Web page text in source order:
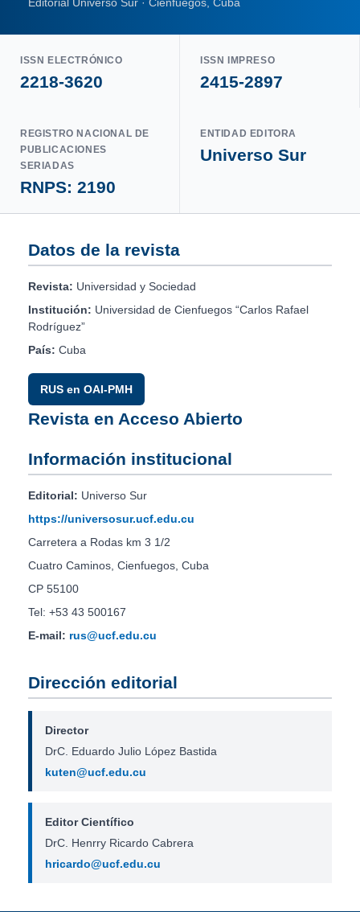
ISSN ELECTRÓNICO
2218-3620
ISSN IMPRESO
2415-2897
REGISTRO NACIONAL DE
PUBLICACIONES
SERIADAS
RNPS: 2190
ENTIDAD EDITORA
Universo Sur
Datos de la revista
Revista: Universidad y Sociedad
Institución: Universidad de Cienfuegos “Carlos Rafael
Rodríguez”
País: Cuba
RUS en OAI-PMH
Revista en Acceso Abierto
Información institucional
Editorial: Universo Sur
https://universosur.ucf.edu.cu
Carretera a Rodas km 3 1/2
Cuatro Caminos, Cienfuegos, Cuba
CP 55100
Tel: +53 43 500167
E-mail: rus@ucf.edu.cu
Dirección editorial
Director
DrC. Eduardo Julio López Bastida
kuten@ucf.edu.cu
Editor Científico
DrC. Henrry Ricardo Cabrera
hricardo@ucf.edu.cu